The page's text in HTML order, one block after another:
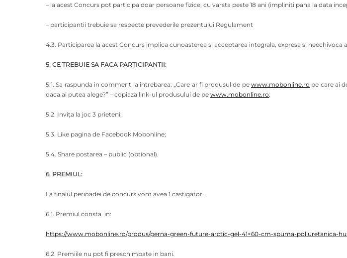
– la acest Concurs pot participa doar persoane fizice, cu varsta peste 18 ani (impliniti pana la data
– participantii trebuie sa respecte prevederile prezentului Regulament
4.3. Participarea la acest Concurs implica cunoasterea si acceptarea integrala, expresa si neechivoca
5. CE TREBUIE SA FACA PARTICIPANTII:
5.1. Sa raspunda in comment la intrebarea: „Care ar fi produsul de pewww.mobonline.ro pe care ai
daca ai putea alege?” – copiaza link-ul produsului de pe www.mobonline.ro;
5.2. Invița la joc 3 prieteni;
5.3. Like pagina de Facebook Mobonline;
5.4. Share postarea – public (optional).
6. PREMIUL:
La finalul perioadei de concurs vom avea 1 castigator.
6.1. Premiul consta in:
https://www.mobonline.ro/produs/perna-green-future-arctic-gel-41×60-cm-spuma-poliuretanica-
6.2. Premiile nu pot fi preschimbate in bani.